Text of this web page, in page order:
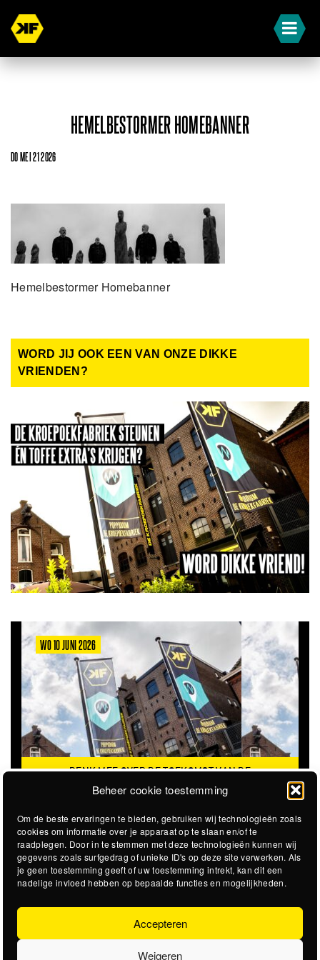
Beheer cookie toestemming
Om de beste ervaringen te bieden, gebruiken wij technologieën zoals
cookies om informatie over je apparaat op te slaan en/of te
raadplegen. Door in te stemmen met deze technologieën kunnen wij
gegevens zoals surfgedrag of unieke ID's op deze site verwerken. Als
je geen toestemming geeft of uw toestemming intrekt, kan dit een
nadelige invloed hebben op bepaalde functies en mogelijkheden.
Accepteren
Weigeren
HEMELBESTORMER HOMEBANNER
DO MEI 21 2026
Hemelbestormer Homebanner
WORD JIJ OOK EEN VAN ONZE DIKKE
VRIENDEN?
WO 10 JUNI 2026
DENK MEE OVER DE TOEKOMST VAN DE
KROEPOEKFABRIEK